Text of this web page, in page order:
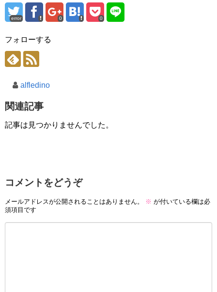
error 0 0
フォローする
alfledino
関連記事
記事は見つかりませんでした。
コメントをどうぞ
メールアドレスが公開されることはありません。 ※ が付いている欄は必
須項目です